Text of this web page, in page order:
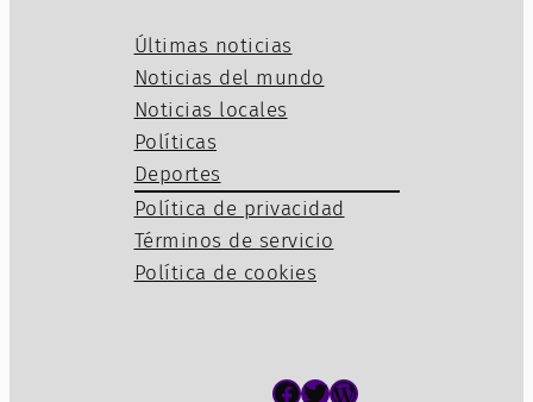
Últimas noticias
Noticias del mundo
Noticias locales
Políticas
Deportes
Política de privacidad
Términos de servicio
Política de cookies
Facebook Twitter WordPress